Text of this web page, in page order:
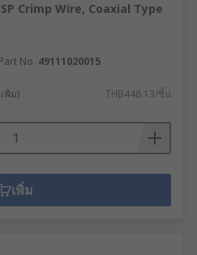
Crimp Wire, Coaxial Type
No. 49111020015
พิ่ม) THB448.13/ชิ้น
เพิ่ม